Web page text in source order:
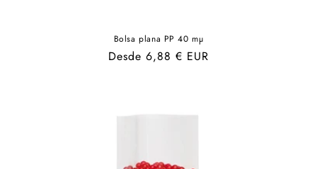
Bolsa plana PP 40 mµ
Precio
Desde 6,88 € EUR